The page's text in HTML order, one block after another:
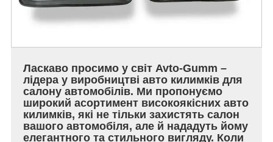
Ласкаво просимо у світ Avto-Gumm –
лідера у виробництві авто килимків для
салону автомобілів. Ми пропонуємо
широкий асортимент високоякісних авто
килимків, які не тільки захистять салон
вашого автомобіля, але й нададуть йому
елегантного та стильного вигляду. Коли